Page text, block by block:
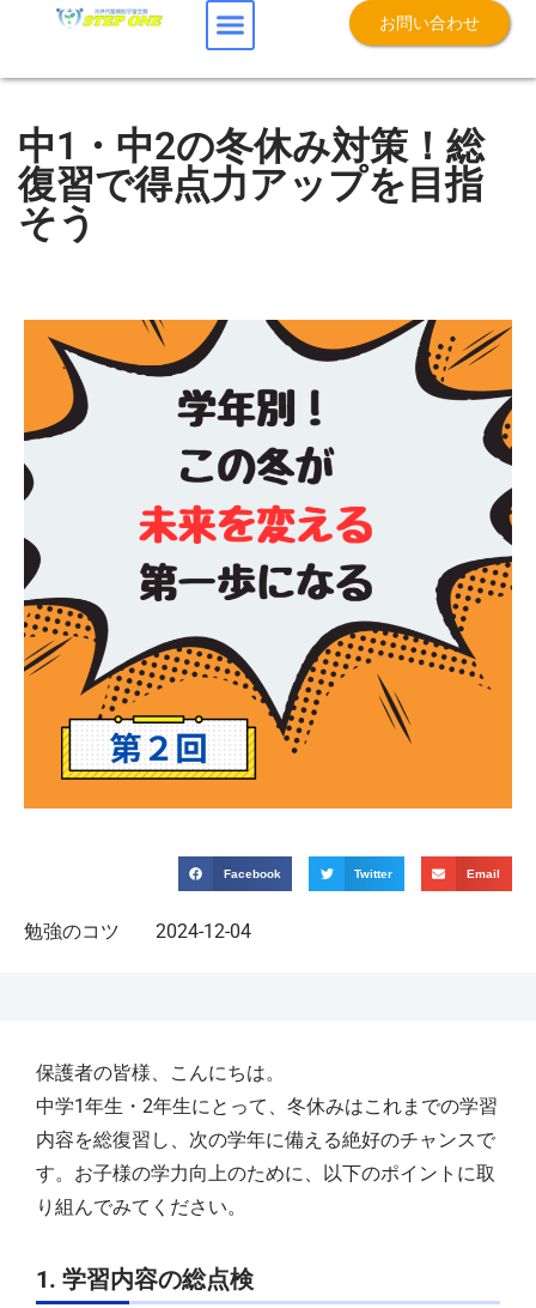
お問い合わせ
中1・中2の冬休み対策！総
復習で得点力アップを目指
そう
Facebook Twitter Email
勉強のコツ 2024-12-04
保護者の皆様、こんにちは。
中学1年生・2年生にとって、冬休みはこれまでの学習
内容を総復習し、次の学年に備える絶好のチャンスで
す。お子様の学力向上のために、以下のポイントに取
り組んでみてください。
1. 学習内容の総点検